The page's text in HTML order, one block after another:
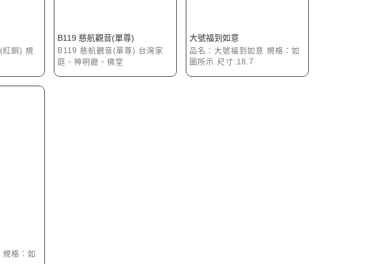
紅銅) 規
B119 慈航觀音(單尊)
B119 慈航觀音(單尊) 台灣家
庭、神明廳、佛堂
大號福到如意
品名：大號福到如意 規格：如
圖所示 尺寸:18.7
規格：如